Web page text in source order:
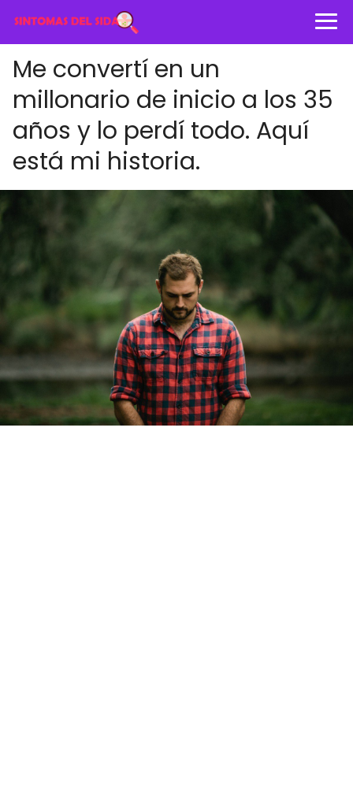
Me convertí en un
millonario de inicio a los 35
años y lo perdí todo. Aquí
está mi historia.